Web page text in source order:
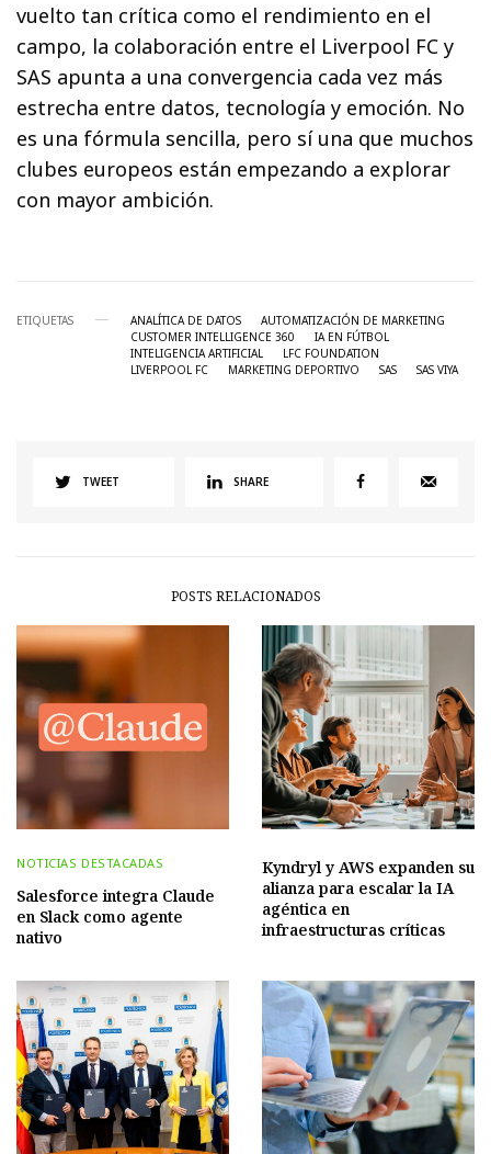
vuelto tan crítica como el rendimiento en el
campo, la colaboración entre el Liverpool FC y
SAS apunta a una convergencia cada vez más
estrecha entre datos, tecnología y emoción. No
es una fórmula sencilla, pero sí una que muchos
clubes europeos están empezando a explorar
con mayor ambición.
ETIQUETAS ANALÍTICA DE DATOS
AUTOMATIZACIÓN DE MARKETING
CUSTOMER INTELLIGENCE 360
IA EN FÚTBOL
INTELIGENCIA ARTIFICIAL
LFC FOUNDATION
LIVERPOOL FC
MARKETING DEPORTIVO SAS SAS VIYA
TWEET SHARE
POSTS RELACIONADOS
NOTICIAS DESTACADAS
Salesforce integra Claude
en Slack como agente
nativo
Kyndryl y AWS expanden su
alianza para escalar la IA
agéntica en
infraestructuras críticas